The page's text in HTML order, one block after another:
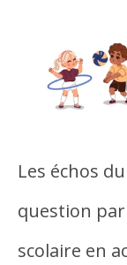
Les échos
question
scolaire en